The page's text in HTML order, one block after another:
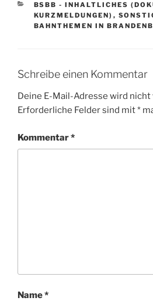
KATEGORIEN
BSBB - INHALTLICHES
KURZMELDUNGEN) ,
BAHNTHEMEN IN
Schreibe einen Kommentar
Deine E-Mail-Adresse wird
Erforderliche Felder sind mit*
Kommentar*
Name*